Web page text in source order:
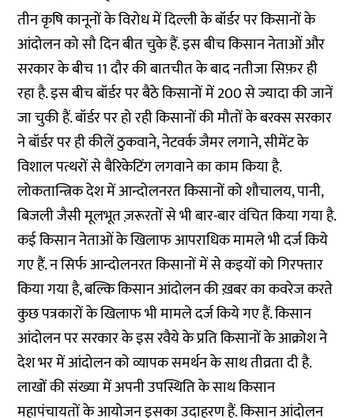
तीन कृषि कानूनों के विरोध में दिल्ली के बॉर्डर पर किसानों के
आंदोलन को सौ दिन बीत चुके हैं. इस बीच किसान नेताओं और
सरकार के बीच 11 दौर की बातचीत के बाद नतीजा सिफ़र ही
रहा है. इस बीच बॉर्डर पर बैठे किसानों में 200 से ज्यादा की जानें
जा चुकी हैं. बॉर्डर पर हो रही किसानों की मौतों के बरक्स सरकार
ने बॉर्डर पर ही कीलें ठुकवाने, नेटवर्क जैमर लगाने, सीमेंट के
विशाल पत्थरों से बैरिकेटिंग लगवाने का काम किया है.
लोकतान्त्रिक देश में आन्दोलनरत किसानों को शौचालय, पानी,
बिजली जैसी मूलभूत ज़रूरतों से भी बार-बार वंचित किया गया है.
कई किसान नेताओं के खिलाफ आपराधिक मामले भी दर्ज किये
गए हैं. न सिर्फ आन्दोलनरत किसानों में से कइयों को गिरफ्तार
किया गया है, बल्कि किसान आंदोलन की ख़बर का कवरेज करते
कुछ पत्रकारों के खिलाफ भी मामले दर्ज किये गए हैं. किसान
आंदोलन पर सरकार के इस रवैये के प्रति किसानों के आक्रोश ने
देश भर में आंदोलन को व्यापक समर्थन के साथ तीव्रता दी है.
लाखों की संख्या में अपनी उपस्थिति के साथ किसान
महापंचायतों के आयोजन इसका उदाहरण हैं. किसान आंदोलन